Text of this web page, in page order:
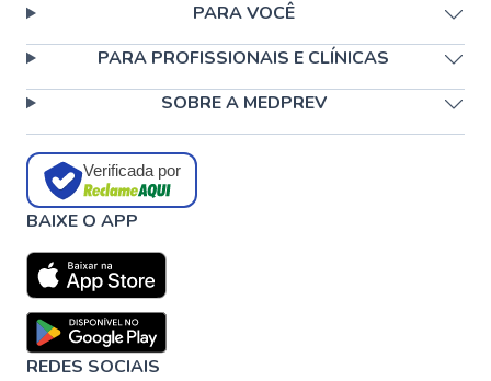
PARA VOCÊ
PARA PROFISSIONAIS E CLÍNICAS
SOBRE A MEDPREV
Verificada por
BAIXE O APP
REDES SOCIAIS